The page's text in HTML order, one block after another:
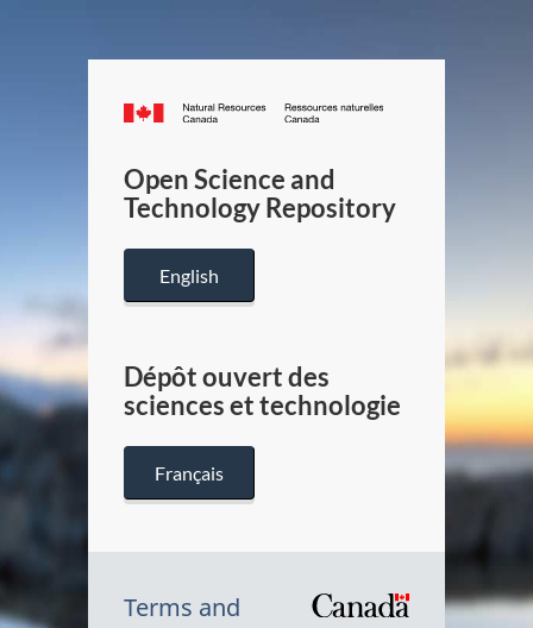
Canada.ca
/
Canada
Open Science and
Technology Repository
English
Dépôt ouvert des
sciences et technologie
Français
Terms and